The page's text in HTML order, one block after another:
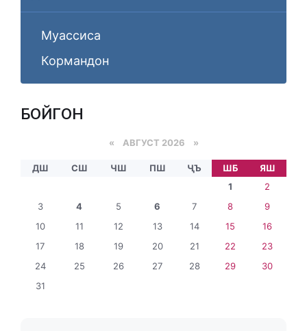
Муассиса
Кормандон
БОЙГОНӢ
« АВГУСТ 2026 »
ДШ СШ ЧШ ПШ ҶЪ ШБ
ЯШ
1
2
3
4 5 6 7 8
9
10
11 12 13 14 15
16
17
18 19 20 21 22
23
24
25 26 27 28 29
30
31